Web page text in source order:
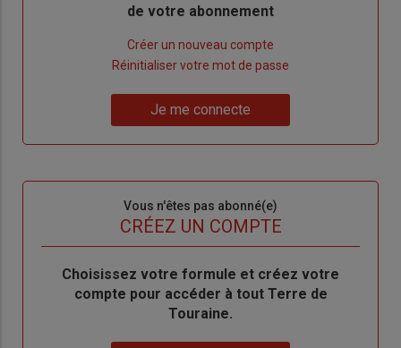
de votre abonnement
Créer un nouveau compte
de
Réinitialiser votre mot de passe
me
Je me connecte
Vous n'êtes pas abonné(e)
CRÉEZ UN COMPTE
BodyChoisissez votre formule et créez votre
compte pour accéder à tout Terre de
Touraine.